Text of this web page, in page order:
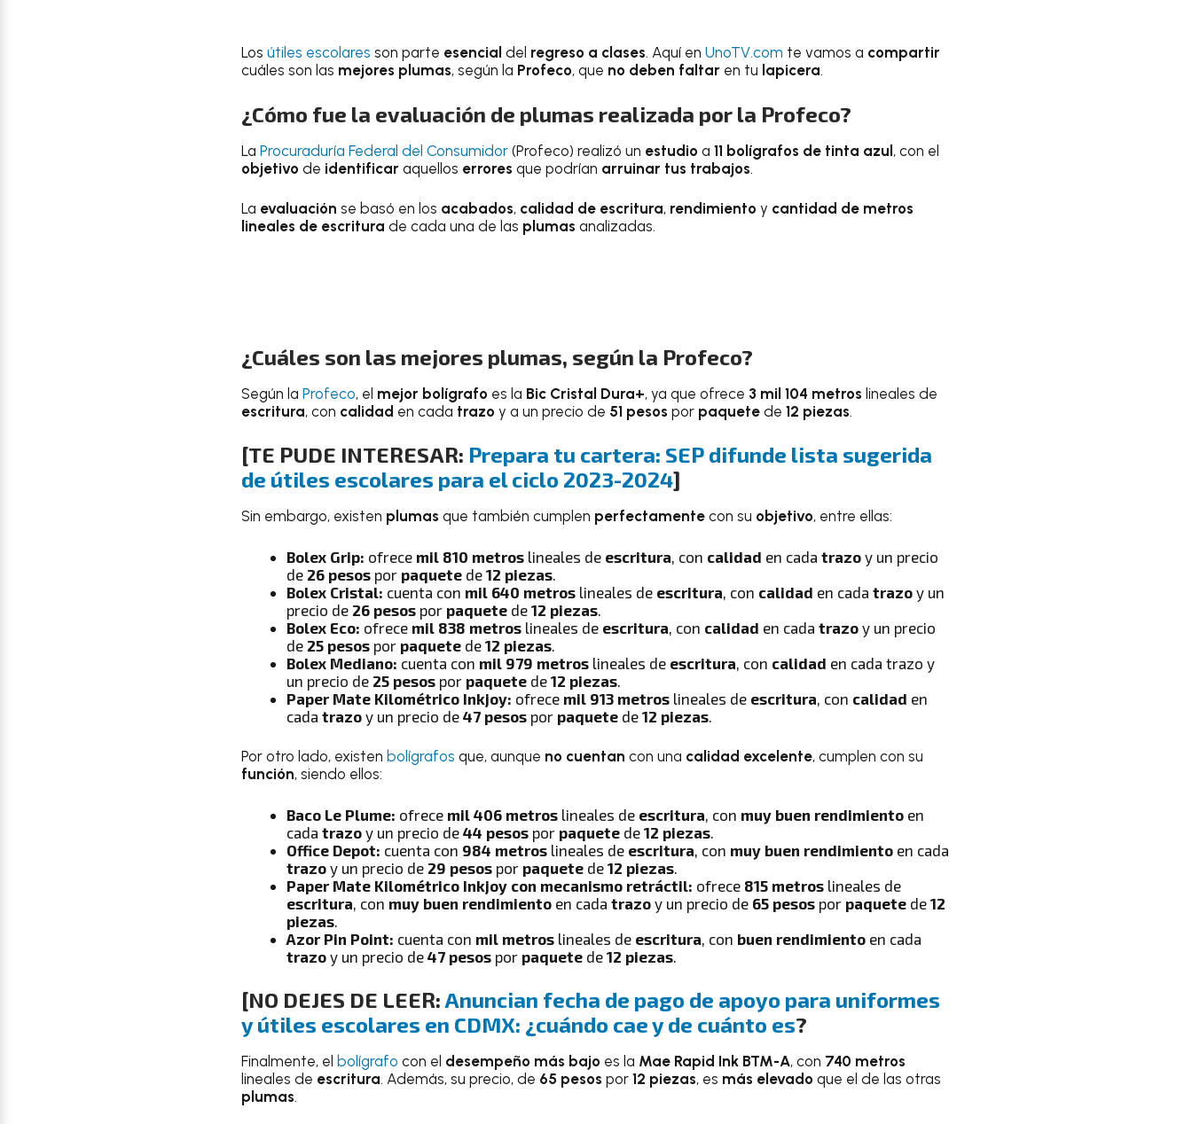
Los útiles escolares son parte esencial del regreso a clases. Aquí en UnoTV.com te vamos a compartir
cuáles son las mejores plumas, según la Profeco, que no deben faltar en tu lapicera.
¿Cómo fue la evaluación de plumas realizada por la Profeco?
La Procuraduría Federal del Consumidor (Profeco) realizó un estudio a 11 bolígrafos de tinta azul, con el
objetivo de identificar aquellos errores que podrían arruinar tus trabajos.
La evaluación se basó en los acabados, calidad de escritura, rendimiento y cantidad de metros
lineales de escritura de cada una de las plumas analizadas.
¿Cuáles son las mejores plumas, según la Profeco?
Según la Profeco, el mejor bolígrafo es la Bic Cristal Dura+, ya que ofrece 3 mil 104 metros lineales de
escritura, con calidad en cada trazo y a un precio de 51 pesos por paquete de 12 piezas.
[TE PUDE INTERESAR: Prepara tu cartera: SEP difunde lista sugerida
de útiles escolares para el ciclo 2023-2024]
Sin embargo, existen plumas que también cumplen perfectamente con su objetivo, entre ellas:
Bolex Grip: ofrece mil 810 metros lineales de escritura , con calidad en cada trazo y un precio
de 26 pesos por paquete de 12 piezas
Bolex Cristal: cuenta con mil 640 metros lineales de escritura , con calidad en cada trazo y un
precio de 26 pesos por paquete de 12 piezas
Bolex Eco: ofrece mil 838 metros lineales de escritura , con calidad en cada trazo y un precio
de 25 pesos por paquete de 12 piezas
Bolex Mediano: cuenta con mil 979 metros lineales de escritura , con calidad en cada trazo y
un precio de 25 pesos por paquete de 12 piezas
Paper Mate Kilométrico Inkjoy: ofrece mil 913 metros lineales de escritura , con calidad en
cada trazo y un precio de 47 pesos por paquete de 12 piezas
Por otro lado, existen bolígrafos que, aunque no cuentan con una calidad excelente, cumplen con su
función, siendo ellos:
Baco Le Plume: ofrece mil 406 metros lineales de escritura , con muy buen rendimiento en
cada trazo y un precio de 44 pesos por paquete de 12 piezas
Office Depot: cuenta con 984 metros lineales de escritura , con muy buen rendimiento en cada
trazo y un precio de 29 pesos por paquete de 12 piezas
Paper Mate Kilométrico Inkjoy con mecanismo retráctil: ofrece 815 metros lineales de
escritura , con muy buen rendimiento en cada trazo y un precio de 65 pesos por paquete de 12
piezas
Azor Pin Point: cuenta con mil metros lineales de escritura , con buen rendimiento en cada
trazo y un precio de 47 pesos por paquete de 12 piezas
[NO DEJES DE LEER: Anuncian fecha de pago de apoyo para uniformes
y útiles escolares en CDMX: ¿cuándo cae y de cuánto es?
Finalmente, el bolígrafo con el desempeño más bajo es la Mae Rapid Ink BTM-A, con 740 metros
lineales de escritura. Además, su precio, de 65 pesos por 12 piezas, es más elevado que el de las otras
plumas.